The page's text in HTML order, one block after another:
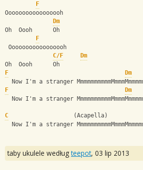
F
Ooooooooooooooooh
Dm
Oh  Oooh      Oh
F
Ooooooooooooooooh
C/F
Dm
Oh  Oooh      Oh
F
Dm
Now I'm a stranger
F
Dm
Now I'm a stranger
C
                   (Acapella)
Now I'm a stranger
taby ukulele wedługteepot, 03 lip 2013